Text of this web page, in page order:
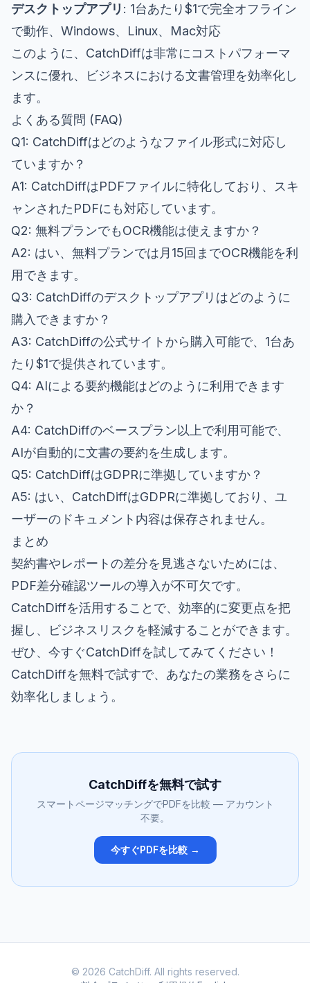
デスクトップアプリ : 1台あたり$1で完全オフライン
で動作、Windows、Linux、Mac対応
このように、CatchDiffは非常にコストパフォーマ
ンスに優れ、ビジネスにおける文書管理を効率化し
ます。
よくある質問 (FAQ)
Q1: CatchDiffはどのようなファイル形式に対応し
ていますか？
A1: CatchDiffはPDFファイルに特化しており、スキ
ャンされたPDFにも対応しています。
Q2: 無料プランでもOCR機能は使えますか？
A2: はい、無料プランでは月15回までOCR機能を利
用できます。
Q3: CatchDiffのデスクトップアプリはどのように
購入できますか？
A3: CatchDiffの公式サイトから購入可能で、1台あ
たり$1で提供されています。
Q4: AIによる要約機能はどのように利用できます
か？
A4: CatchDiffのベースプラン以上で利用可能で、
AIが自動的に文書の要約を生成します。
Q5: CatchDiffはGDPRに準拠していますか？
A5: はい、CatchDiffはGDPRに準拠しており、ユ
ーザーのドキュメント内容は保存されません。
まとめ
契約書やレポートの差分を見逃さないためには、
PDF差分確認ツールの導入が不可欠です。
CatchDiffを活用することで、効率的に変更点を把
握し、ビジネスリスクを軽減することができます。
ぜひ、今すぐCatchDiffを試してみてください！
CatchDiffを無料で試すで、あなたの業務をさらに
効率化しましょう。
CatchDiffを無料で試す
スマートページマッチングでPDFを比較 — アカウント
不要。
今すぐPDFを比較 →
© 2026 CatchDiff. All rights reserved.